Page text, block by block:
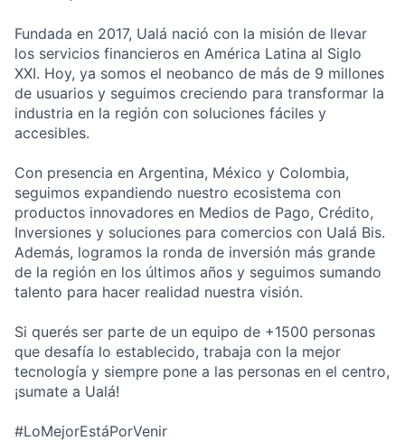
Fundada en 2017, Ualá nació con la misión de llevar
los servicios financieros en América Latina al Siglo
XXI. Hoy, ya somos el neobanco de más de 9 millones
de usuarios y seguimos creciendo para transformar la
industria en la región con soluciones fáciles y
accesibles.
Con presencia en Argentina, México y Colombia,
seguimos expandiendo nuestro ecosistema con
productos innovadores en Medios de Pago, Crédito,
Inversiones y soluciones para comercios con Ualá Bis.
Además, logramos la ronda de inversión más grande
de la región en los últimos años y seguimos sumando
talento para hacer realidad nuestra visión.
Si querés ser parte de un equipo de +1500 personas
que desafía lo establecido, trabaja con la mejor
tecnología y siempre pone a las personas en el centro,
¡sumate a Ualá!
#LoMejorEstáPorVenir